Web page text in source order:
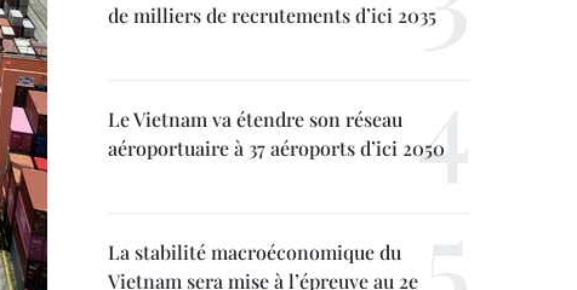
de milliers de recrutements d’ici 2035
Le Vietnam va étendre son réseau
aéroportuaire à 37 aéroports d’ici 2050
La stabilité macroéconomique du
Vietnam sera mise à l’épreuve au 2e